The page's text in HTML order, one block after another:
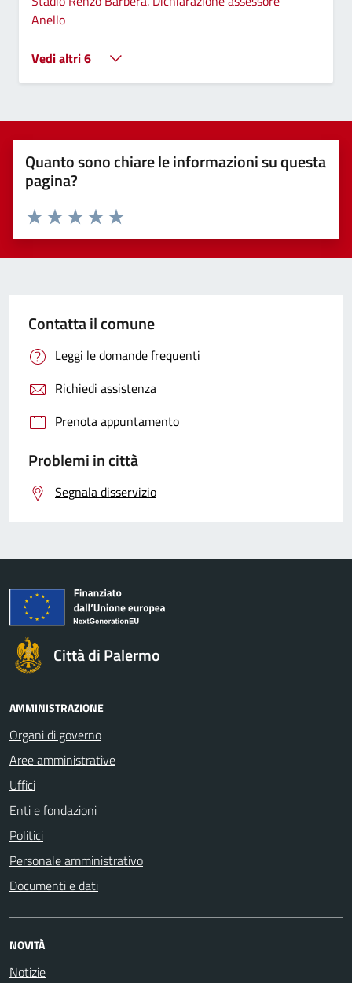
Anello
Vedi altri 6
Quanto sono chiare le informazioni su questa
pagina?
Valuta 5 stelle su 5
Valuta 4 stelle su 5
Valuta 3 stelle su 5
Valuta 2 stelle su 5
Valuta 1 stelle su 5
Contatta il comune
Leggi le domande frequenti
Richiedi assistenza
Prenota appuntamento
Problemi in città
Segnala disservizio
Città di Palermo
AMMINISTRAZIONE
Organi di governo
Aree amministrative
Uffici
Enti e fondazioni
Politici
Personale amministrativo
Documenti e dati
NOVITÀ
Notizie